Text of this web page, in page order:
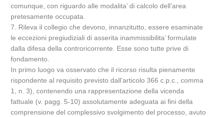
comunque, con riguardo alle modalita’ di calcolo dell’area
pretesamente occupata.
7. Rileva il collegio che devono, innanzitutto, essere esaminate
le eccezioni pregiudiziali di asserita inammissibilita’ formulate
dalla difesa della controricorrente. Esse sono tutte prive di
fondamento.
In primo luogo va osservato che il ricorso risulta pienamente
rispondente al requisito previsto dall’articolo 366 c.p.c., comma
1, n. 3), contenendo una rappresentazione della vicenda
fattuale (v. pagg. 5-10) assolutamente adeguata ai fini della
comprensione del complessivo svolgimento del processo, avuto